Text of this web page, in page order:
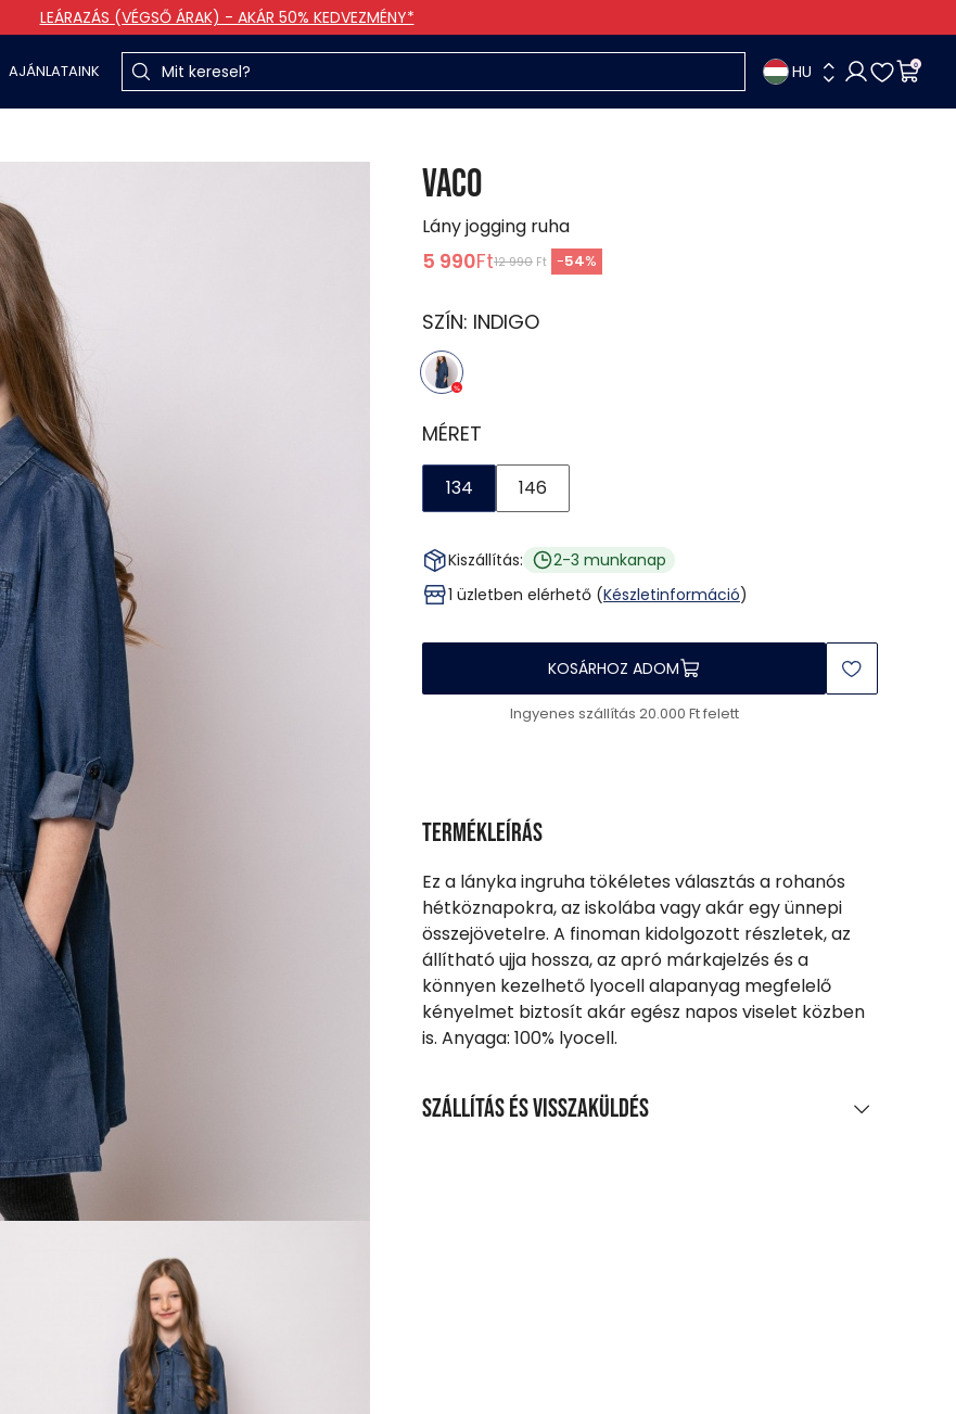
LEÁRAZÁS (VÉGSŐ ÁRAK) - AKÁR 50% KEDVEZMÉNY*
AJÁNLATAINK HU 0
VACO
Lány jogging ruha
5 990Ft12 990 Ft -54%
SZÍN: INDIGO
MÉRET
134 146
Kiszállítás:
2-3 munkanap
1 üzletben elérhető (Készletinformáció)
KOSÁRHOZ ADOM
Ingyenes szállítás 20.000 Ft felett
Termékleírás
Ez a lányka ingruha tökéletes választás a rohanós
hétköznapokra, az iskolába vagy akár egy ünnepi
összejövetelre. A finoman kidolgozott részletek, az
állítható ujja hossza, az apró márkajelzés és a
könnyen kezelhető lyocell alapanyag megfelelő
kényelmet biztosít akár egész napos viselet közben
is. Anyaga: 100% lyocell.
Szállítás és visszaküldés